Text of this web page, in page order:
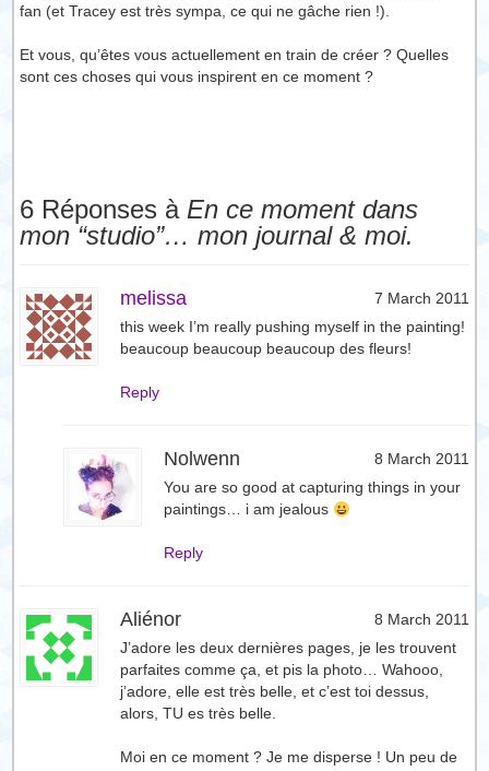
fan (et Tracey est très sympa, ce qui ne gâche rien !).
Et vous, qu’êtes vous actuellement en train de créer ? Quelles
sont ces choses qui vous inspirent en ce moment ?
6 Réponses à En ce moment dans
mon “studio”… mon journal & moi.
melissa
7 March 2011
this week I’m really pushing myself in the painting!
beaucoup beaucoup beaucoup des fleurs!
Reply
Nolwenn
8 March 2011
You are so good at capturing things in your
paintings… i am jealous
Reply
Aliénor
8 March 2011
J’adore les deux dernières pages, je les trouvent
parfaites comme ça, et pis la photo… Wahooo,
j’adore, elle est très belle, et c’est toi dessus,
alors, TU es très belle.
Moi en ce moment ? Je me disperse ! Un peu de